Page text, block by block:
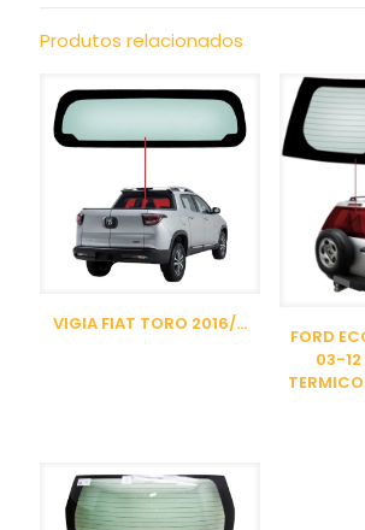
Produtos relacionados
VIGIA FIAT TORO 2016/…
FORD
03-12